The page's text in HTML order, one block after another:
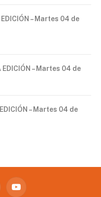
EDICIÓN – Martes 04 de
EDICIÓN – Martes 04 de
– Martes 04 de
YouTube